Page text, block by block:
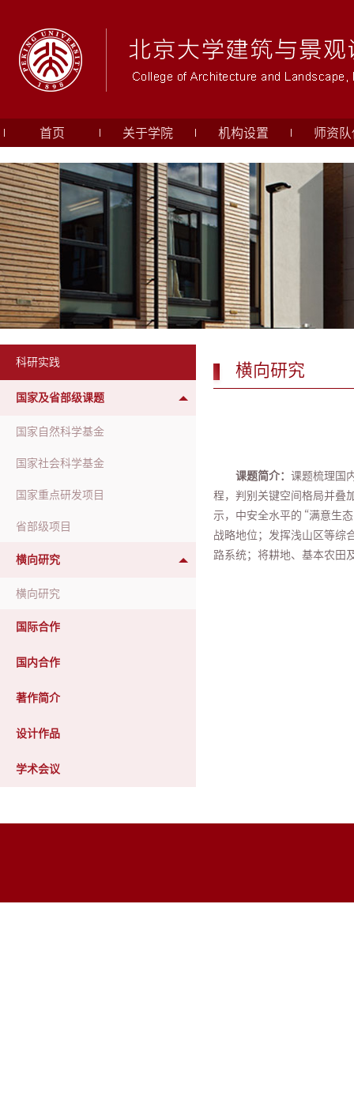
首页 关于学院 机构设置 师资队
科研实践
国家及省部级课题
国家自然科学基金
国家社会科学基金
国家重点研发项目
省部级项目
横向研究
横向研究
国际合作
国内合作
著作简介
设计作品
学术会议
横向研究
课题简介： 课题梳理国
程，判别关键空间格局并叠
示，中安全水平的 “满意生
战略地位；发挥浅山区等综
路系统；将耕地、基本农田